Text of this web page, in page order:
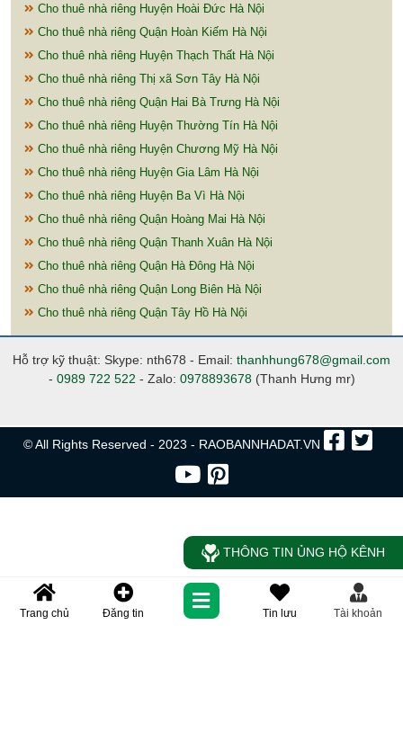
Cho thuê nhà riêng Huyện Hoài Đức Hà Nội
Cho thuê nhà riêng Quận Hoàn Kiếm Hà Nội
Cho thuê nhà riêng Huyện Thạch Thất Hà Nội
Cho thuê nhà riêng Thị xã Sơn Tây Hà Nội
Cho thuê nhà riêng Quận Hai Bà Trưng Hà Nội
Cho thuê nhà riêng Huyện Thường Tín Hà Nội
Cho thuê nhà riêng Huyện Chương Mỹ Hà Nội
Cho thuê nhà riêng Huyện Gia Lâm Hà Nội
Cho thuê nhà riêng Huyện Ba Vì Hà Nội
Cho thuê nhà riêng Quận Hoàng Mai Hà Nội
Cho thuê nhà riêng Quận Thanh Xuân Hà Nội
Cho thuê nhà riêng Quận Hà Đông Hà Nội
Cho thuê nhà riêng Quận Long Biên Hà Nội
Cho thuê nhà riêng Quận Tây Hồ Hà Nội
Hỗ trợ kỹ thuật: Skype: nth678 - Email: thanhhung678@gmail.com
- 0989 722 522 - Zalo: 0978893678(Thanh Hưng mr)
© All Rights Reserved - 2023 - RAOBANNHADAT.VN
Trang chủ Đăng tin Tin lưu Tài khoản
THÔNG TIN ỦNG HỘ KÊNH